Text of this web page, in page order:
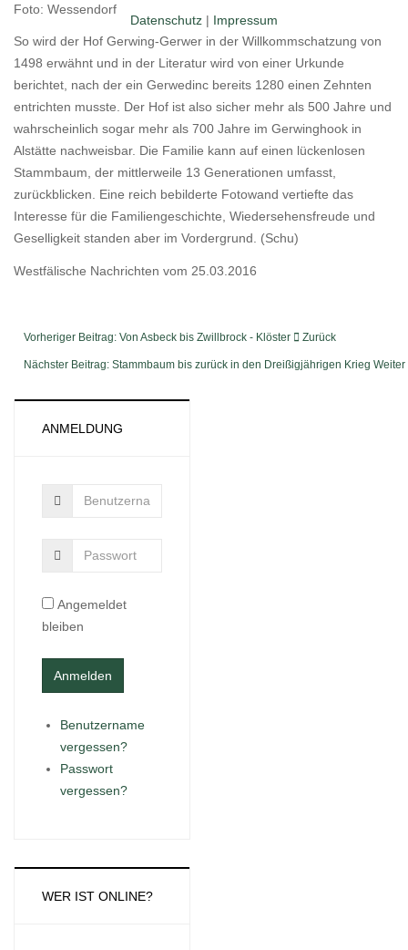
Foto: Wessendorf
So wird der Hof Gerwing-Gerwer in der Willkommschatzung von
1498 erwähnt und in der Literatur wird von einer Urkunde
berichtet, nach der ein Gerwedinc bereits 1280 einen Zehnten
entrichten musste. Der Hof ist also sicher mehr als 500 Jahre und
wahrscheinlich sogar mehr als 700 Jahre im Gerwinghook in
Alstätte nachweisbar. Die Familie kann auf einen lückenlosen
Stammbaum, der mittlerweile 13 Generationen umfasst,
zurückblicken. Eine reich bebilderte Fotowand vertiefte das
Interesse für die Familiengeschichte, Wiedersehensfreude und
Geselligkeit standen aber im Vordergrund. (Schu)
Westfälische Nachrichten vom 25.03.2016
Vorheriger Beitrag: Von Asbeck bis Zwillbrock - Klöster Zurück
Nächster Beitrag: Stammbaum bis zurück in den Dreißigjährigen Krieg Weiter
ANMELDUNG
Angemeldet
bleiben
Benutzername
vergessen?
Passwort
vergessen?
WER IST ONLINE?
Datenschutz | Impressum